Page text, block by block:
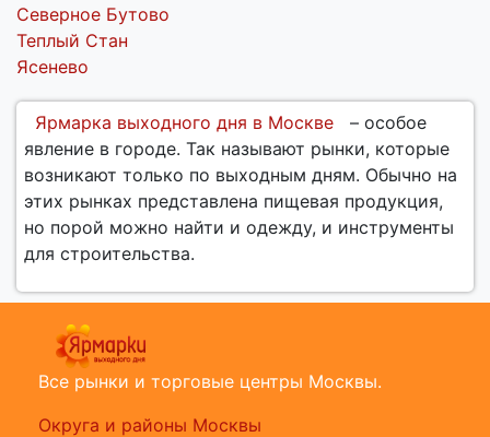
Северное Бутово
Теплый Стан
Ясенево
Ярмарка выходного дня в Москве
– особое
явление в городе. Так называют рынки, которые
возникают только по выходным дням. Обычно на
этих рынках представлена пищевая продукция,
но порой можно найти и одежду, и инструменты
для строительства.
Все рынки и торговые центры Москвы.
Округа и районы Москвы